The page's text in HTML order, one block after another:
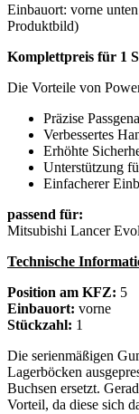
Einbauort: vorne
Produktbild)
Komplettpreis für 1
Die Vorteile von
Präzise
Verbessertes
Erhöhte
Unterstützung
Einfacherer
passend für:
Mitsubishi Lancer
Technische
Position am KFZ: 5
Einbauort: vorne
Stückzahl: 1
Die serienmäßigen
Lagerböcken
Buchsen ersetzt.
Vorteil, da diese sich